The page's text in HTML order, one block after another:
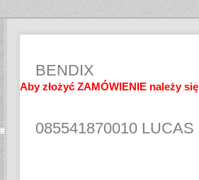
BENDIX
Aby złożyć ZAMÓWIENIE należy się
085541870010 LUCAS